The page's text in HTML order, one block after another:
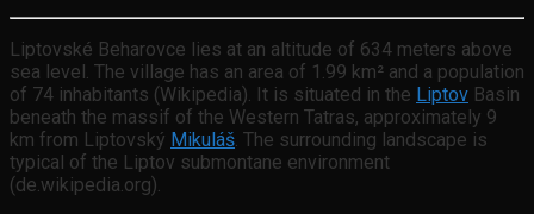
Liptovské Beharovce lies at an altitude of 634 meters above
sea level. The village has an area of 1.99 km² and a population
of 74 inhabitants (Wikipedia). It is situated in the Liptov Basin
beneath the massif of the Western Tatras, approximately 9
km from Liptovský Mikuláš. The surrounding landscape is
typical of the Liptov submontane environment
(de.wikipedia.org).